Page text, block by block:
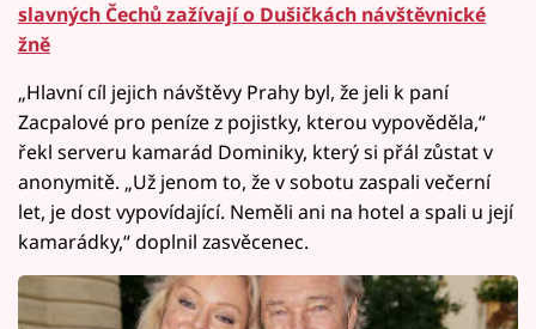
slavných Čechů zažívají o Dušičkách návštěvnické
žně
„Hlavní cíl jejich návštěvy Prahy byl, že jeli k paní
Zacpalové pro peníze z pojistky, kterou vypověděla,“
řekl serveru kamarád Dominiky, který si přál zůstat v
anonymitě. „Už jenom to, že v sobotu zaspali večerní
let, je dost vypovídající. Neměli ani na hotel a spali u její
kamarádky,“ doplnil zasvěcenec.